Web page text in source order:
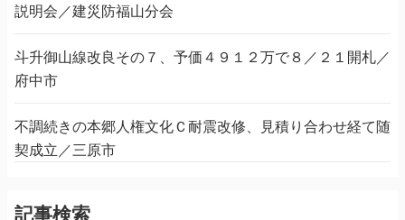
説明会／建災防福山分会
斗升御山線改良その７、予価４９１２万で８／２１開札／
府中市
不調続きの本郷人権文化Ｃ耐震改修、見積り合わせ経て随
契成立／三原市
記事検索